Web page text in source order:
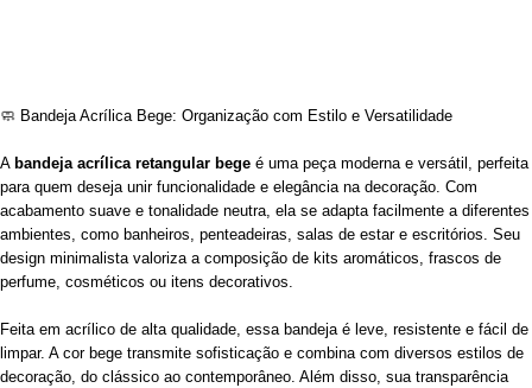
🧼 Bandeja Acrílica Bege: Organização com Estilo e Versatilidade
A bandeja acrílica retangular bege é uma peça moderna e versátil, perfeita
para quem deseja unir funcionalidade e elegância na decoração. Com
acabamento suave e tonalidade neutra, ela se adapta facilmente a diferentes
ambientes, como banheiros, penteadeiras, salas de estar e escritórios. Seu
design minimalista valoriza a composição de kits aromáticos, frascos de
perfume, cosméticos ou itens decorativos.
Feita em acrílico de alta qualidade, essa bandeja é leve, resistente e fácil de
limpar. A cor bege transmite sofisticação e combina com diversos estilos de
decoração, do clássico ao contemporâneo. Além disso, sua transparência